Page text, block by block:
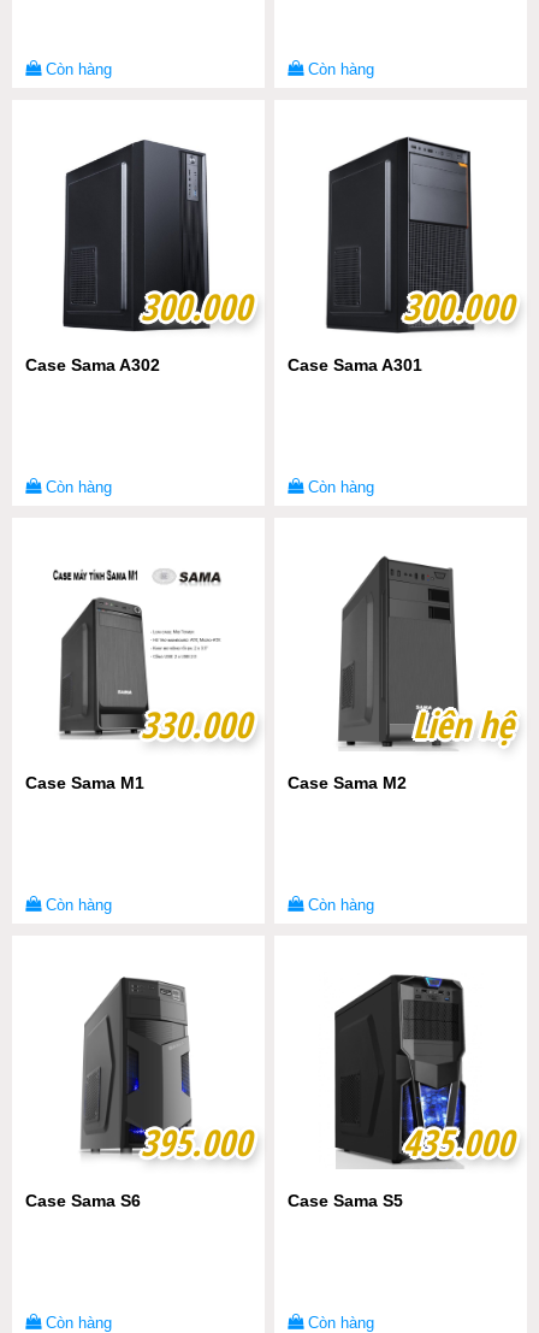
Còn hàng Còn hàng
300.000
300.000
Case Sama A302
Còn hàng
300.000
300.000
Case Sama A301
Còn hàng
330.000
330.000
Case Sama M1
Còn hàng
Liên hệ
Liên hệ
Case Sama M2
Còn hàng
395.000
395.000
Case Sama S6
Còn hàng
435.000
435.000
Case Sama S5
Còn hàng